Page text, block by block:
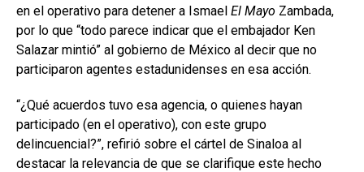
en el operativo para detener a Ismael El Mayo Zambada,
por lo que “todo parece indicar que el embajador Ken
Salazar mintió” al gobierno de México al decir que no
participaron agentes estadunidenses en esa acción.
“¿Qué acuerdos tuvo esa agencia, o quienes hayan
participado (en el operativo), con este grupo
delincuencial?”, refirió sobre el cártel de Sinaloa al
destacar la relevancia de que se clarifique este hecho